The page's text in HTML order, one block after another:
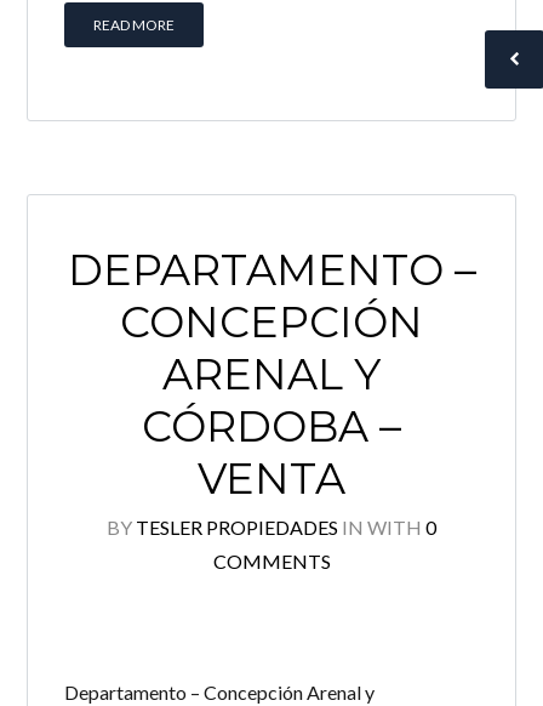
READ MORE
DEPARTAMENTO –
CONCEPCIÓN
ARENAL Y
CÓRDOBA –
VENTA
BY TESLER PROPIEDADES IN WITH 0
COMMENTS
Departamento – Concepción Arenal y